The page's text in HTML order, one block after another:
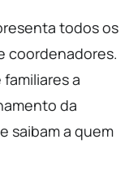
todos os
coordenadores.
a
da
saibam a quem